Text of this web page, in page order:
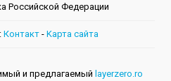
Российской Федерации
Контакт - Kарта сайта
и предлагаемый layerzero.ro